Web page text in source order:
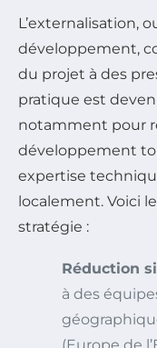
L’externalisation,
développement,
du projet à des
pratique est
notamment pour
développement
expertise
localement. Voici
stratégie :
Réduction
à des